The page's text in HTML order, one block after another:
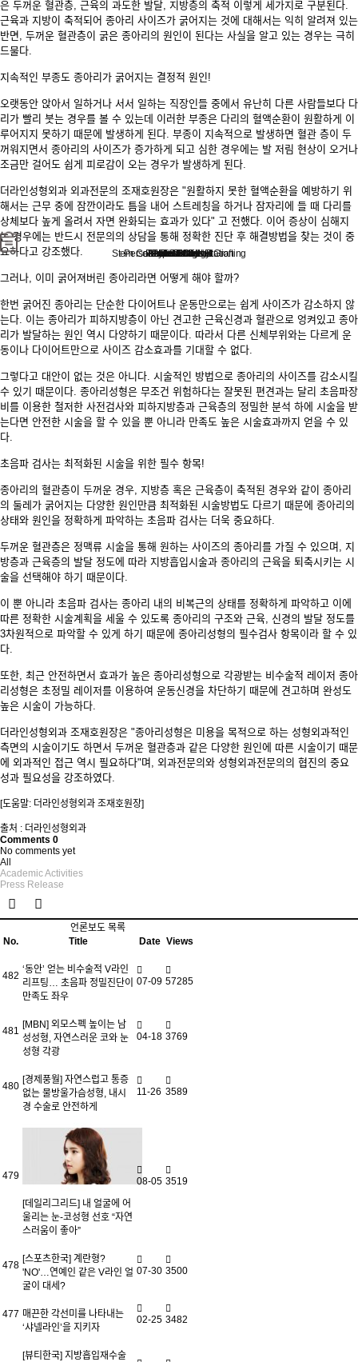
Personalized Consultation
Stem Cell
Stem Cell Liposuction & Grafting
Face & Body Lift
Petit & Lifting
Breast Surgery
LAST Diet
Eyes & Nose
Reviews
About TheLINE
은 두꺼운 혈관층, 근육의 과도한 발달, 지방층의 축적 이렇게 세가지로 구분된다.
근육과 지방이 축적되어 종아리 사이즈가 굵어지는 것에 대해서는 익히 알려져 있는
반면, 두꺼운 혈관층이 굵은 종아리의 원인이 된다는 사실을 알고 있는 경우는 극히
드물다.
지속적인 부종도 종아리가 굵어지는 결정적 원인!
오랫동안 앉아서 일하거나 서서 일하는 직장인들 중에서 유난히 다른 사람들보다 다
리가 빨리 붓는 경우를 볼 수 있는데 이러한 부종은 다리의 혈액순환이 원활하게 이
루어지지 못하기 때문에 발생하게 된다. 부종이 지속적으로 발생하면 혈관 층이 두
꺼워지면서 종아리의 사이즈가 증가하게 되고 심한 경우에는 발 저림 현상이 오거나
조금만 걸어도 쉽게 피로감이 오는 경우가 발생하게 된다.
더라인성형외과 외과전문의 조재호원장은 "원활하지 못한 혈액순환을 예방하기 위
해서는 근무 중에 잠깐이라도 틈을 내어 스트레칭을 하거나 잠자리에 들 때 다리를
상체보다 높게 올려서 자면 완화되는 효과가 있다" 고 전했다. 이어 증상이 심해지
는 경우에는 반드시 전문의의 상담을 통해 정확한 진단 후 해결방법을 찾는 것이 중
요하다고 강조했다.
그러나, 이미 굵어져버린 종아리라면 어떻게 해야 할까?
한번 굵어진 종아리는 단순한 다이어트나 운동만으로는 쉽게 사이즈가 감소하지 않
는다. 이는 종아리가 피하지방층이 아닌 견고한 근육신경과 혈관으로 엉켜있고 종아
리가 발달하는 원인 역시 다양하기 때문이다. 따라서 다른 신체부위와는 다르게 운
동이나 다이어트만으로 사이즈 감소효과를 기대할 수 없다.
그렇다고 대안이 없는 것은 아니다. 시술적인 방법으로 종아리의 사이즈를 감소시킬
수 있기 때문이다. 종아리성형은 무조건 위험하다는 잘못된 편견과는 달리 초음파장
비를 이용한 철저한 사전검사와 피하지방층과 근육층의 정밀한 분석 하에 시술을 받
는다면 안전한 시술을 할 수 있을 뿐 아니라 만족도 높은 시술효과까지 얻을 수 있
다.
초음파 검사는 최적화된 시술을 위한 필수 항목!
종아리의 혈관층이 두꺼운 경우, 지방층 혹은 근육층이 축적된 경우와 같이 종아리
의 둘레가 굵어지는 다양한 원인만큼 최적화된 시술방법도 다르기 때문에 종아리의
상태와 원인을 정확하게 파악하는 초음파 검사는 더욱 중요하다.
두꺼운 혈관층은 정맥류 시술을 통해 원하는 사이즈의 종아리를 가질 수 있으며, 지
방층과 근육층의 발달 정도에 따라 지방흡입시술과 종아리의 근육을 퇴축시키는 시
술을 선택해야 하기 때문이다.
이 뿐 아니라 초음파 검사는 종아리 내의 비복근의 상태를 정확하게 파악하고 이에
따른 정확한 시술계획을 세울 수 있도록 종아리의 구조와 근육, 신경의 발달 정도를
3차원적으로 파악할 수 있게 하기 때문에 종아리성형의 필수검사 항목이라 할 수 있
다.
또한, 최근 안전하면서 효과가 높은 종아리성형으로 각광받는 비수술적 레이저 종아
리성형은 초정밀 레이저를 이용하여 운동신경을 차단하기 때문에 견고하며 완성도
높은 시술이 가능하다.
더라인성형외과 조재호원장은 "종아리성형은 미용을 목적으로 하는 성형외과적인
측면의 시술이기도 하면서 두꺼운 혈관층과 같은 다양한 원인에 따른 시술이기 때문
에 외과적인 접근 역시 필요하다"며, 외과전문의와 성형외과전문의의 협진의 중요
성과 필요성을 강조하였다.
[도움말: 더라인성형외과 조재호원장]
출처 : 더라인성형외과
Comments 0
No comments yet
All
Academic Activities
Press Release
언론보도 목록
No.
Title Date Views
482
‘동안’ 얻는 비수술적 V라인
리프팅… 초음파 정밀진단이
만족도 좌우
07-09 57285
481
[MBN] 외모스펙 높이는 남
성성형, 자연스러운 코와 눈
성형 각광
04-18 3769
480
[경제풍월] 자연스럽고 통증
없는 물방울가슴성형, 내시
경 수술로 안전하게
11-26 3589
479
[데일리그리드] 내 얼굴에 어
울리는 눈-코성형 선호 “자연
스러움이 좋아”
08-05 3519
478
[스포츠한국] 계란형?
'NO'…연예인 같은 V라인 얼
굴이 대세?
07-30 3500
477 매끈한 각선미를 나타내는
‘샤넬라인’을 지키자
02-25 3482
[뷰티한국] 지방흡입재수술